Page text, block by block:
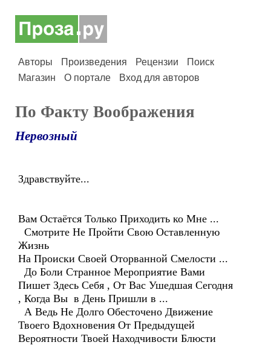
Авторы Произведения Рецензии
Поиск
Магазин
О портале Вход для авторов
По Факту Воображения
Нервозный
Здравствуйте...
Вам Остаётся Только Приходить ко Мне ...
Смотрите Не Пройти Свою Оставленную
Жизнь
На Происки Своей Оторванной Смелости ...
До Боли Странное Мероприятие Вами
Пишет Здесь Себя , От Вас Ушедшая Сегодня
, Когда Вы в День Пришли в ...
А Ведь Не Долго Обесточено Движение
Твоего Вдохновения От Предыдущей
Вероятности Твоей Находчивости Блюсти